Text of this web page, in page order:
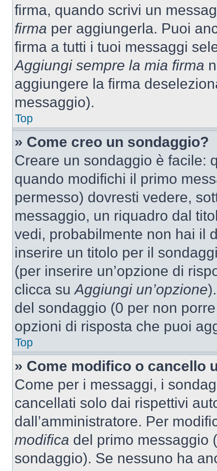
firma, quando scrivi un
firma per aggiungerla. Puoi
firma a tutti i tuoi messaggi
Aggiungi sempre la mia firma
aggiungere la firma
messaggio).
Top
» Come creo un sondaggio?
Creare un sondaggio è facile:
quando modifichi il primo
permesso) dovresti vedere,
messaggio, un riquadro dal
vedi, probabilmente non hai il
inserire un titolo per il
(per inserire un’opzione di
clicca suAggiungi un’opzione
del sondaggio (0 per non
opzioni di risposta che puoi
Top
» Come modifico o cancello
Come per i messaggi, i
cancellati solo dai rispettivi
dall’amministratore. Per
modifica del primo messaggio
sondaggio). Se nessuno ha